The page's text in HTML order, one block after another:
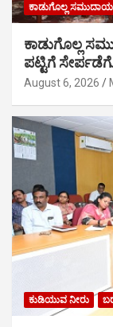
ಕಾಡುಗೊಲ್ಲ ಸಮುದಾಯ
ಕಾಡುಗೊಲ್ಲ
ಪಟ್ಟಿಗೆ
August 6, 2026
ಕುಡಿಯುವ ನೀರು